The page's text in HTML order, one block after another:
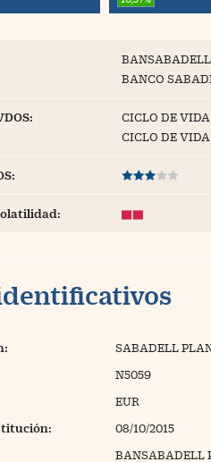
BANCO
CICLO DE
CICLO DE VIDA
SABADELL
N5059
EUR
08/10/2015
BANSABADELL